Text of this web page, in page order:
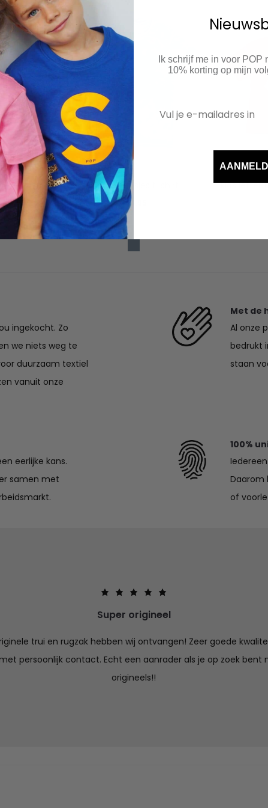
kids neon ijsjes t-shirt
€ 24.95
kids letter
ingekocht. Zo
we niets weg te
duurzaam textiel
vanuit onze
Met de
Al onze
bedrukt
staan
eerlijke kans.
samen met
100%
Daarom
of
Super origineel
trui en rugzak hebben wij ontvangen! Zeer goede
persoonlijk contact. Echt een aanrader als je op zoek bent
origineels!!
Ik schrijf me in voor POP
10% korting op mijn